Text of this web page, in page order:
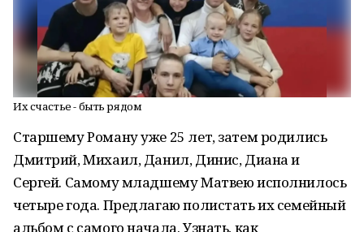
Их счастье - быть рядом
Старшему Роману уже 25 лет, затем родились
Дмитрий, Михаил, Данил, Динис, Диана и
Сергей. Самому младшему Матвею исполнилось
четыре года. Предлагаю полистать их семейный
альбом с самого начала. Узнать, как